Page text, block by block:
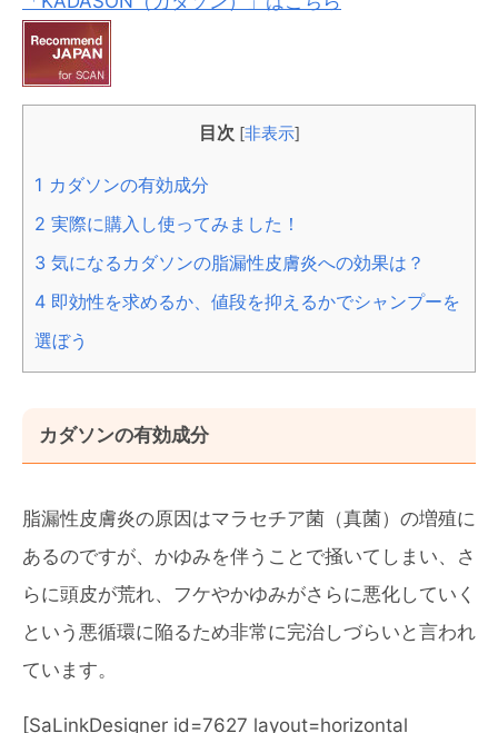
目次 [非表示]
1 カダソンの有効成分
2 実際に購入し使ってみました！
3 気になるカダソンの脂漏性皮膚炎への効果は？
4 即効性を求めるか、値段を抑えるかでシャンプーを
選ぼう
カダソンの有効成分
脂漏性皮膚炎の原因はマラセチア菌（真菌）の増殖に
あるのですが、かゆみを伴うことで掻いてしまい、さ
らに頭皮が荒れ、フケやかゆみがさらに悪化していく
という悪循環に陥るため非常に完治しづらいと言われ
ています。
[SaLinkDesigner id=7627 layout=horizontal